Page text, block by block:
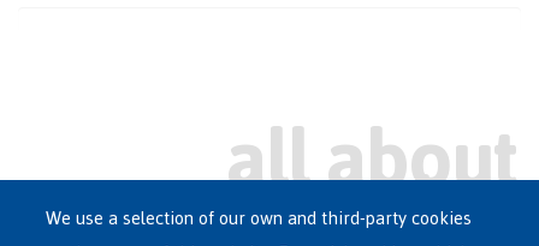
We use a selection of our own and third-party cookies